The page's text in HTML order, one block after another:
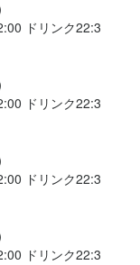
ドリンク22:3
ドリンク22:3
ドリンク22:3
ドリンク22:3